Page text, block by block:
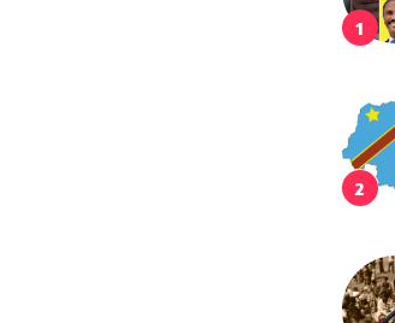
1
2